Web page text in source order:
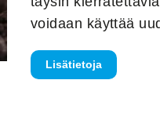
voidaan käyttää
Lisätietoja